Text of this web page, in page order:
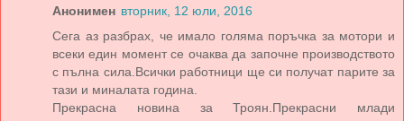
Анонимен вторник, 12 юли, 2016
Сега аз разбрах, че имало голяма поръчка за мотори и
всеки един момент се очаква да започне производството
с пълна сила.Всички работници ще си получат парите за
тази и миналата година.
Прекрасна новина за Троян.Прекрасни млади